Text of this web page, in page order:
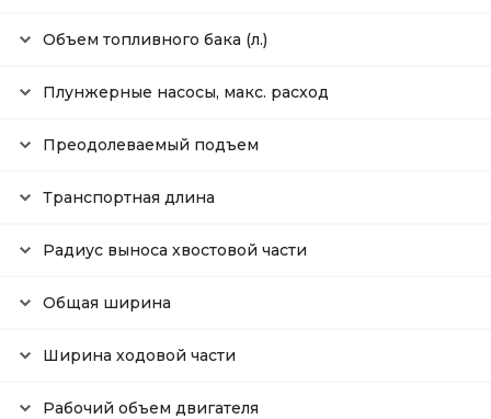
Объем топливного бака (л.)
Плунжерные насосы, макс. расход
Преодолеваемый подъем
Транспортная длина
Радиус выноса хвостовой части
Общая ширина
Ширина ходовой части
Рабочий объем двигателя